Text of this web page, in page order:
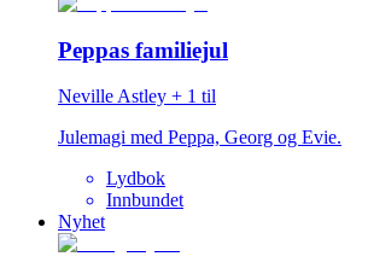
Peppas familiejul
Neville Astley + 1 til
Julemagi med Peppa, Georg og Evie.
Lydbok
Innbundet
Nyhet